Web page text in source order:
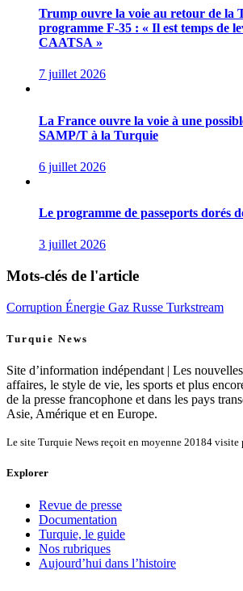
Trump ouvre la voie au retour de la
programme F-35 : « Il est temps de
CAATSA »
7 juillet 2026
La France ouvre la voie à une
SAMP/T à la Turquie
6 juillet 2026
Le programme de passeports dorés
3 juillet 2026
Mots-clés de l'article
Corruption Énergie Gaz Russe Turkstream
Turquie News
Site d’information indépendant | Les
affaires, le style de vie, les sports et plus
de la presse francophone et dans les pays
Asie, Amérique et en Europe.
Le site Turquie News reçoit en moyenne 20184 visite
Explorer
Revue de presse
Documentation
Turquie, le guide
Nos rubriques
Aujourd’hui dans l’histoire